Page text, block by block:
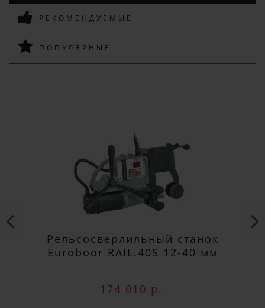
РЕКОМЕНДУЕМЫЕ
ПОПУЛЯРНЫЕ
Рельсосверлильный станок
Euroboor RAIL.40S 12-40 мм
174 010 р.